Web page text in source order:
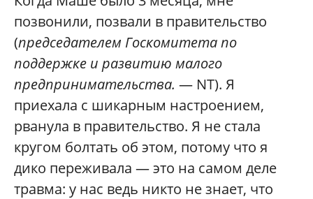
позвонили, позвали в правительство
(председателем Госкомитета по
поддержке и развитию малого
предпринимательства. — NT). Я
приехала с шикарным настроением,
рванула в правительство. Я не стала
кругом болтать об этом, потому что я
дико переживала — это на самом деле
травма: у нас ведь никто не знает, что